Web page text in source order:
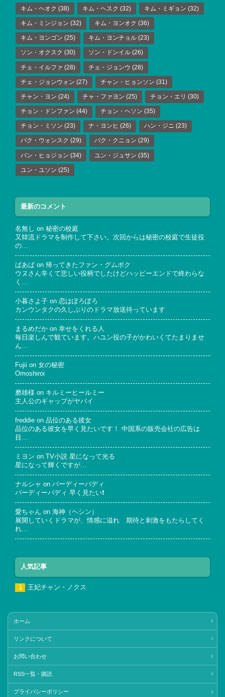
キム・ヘオク (38) キム・ヘスク (32) キム・ミギョン (32)
キム・ミンジョン (32) キム・ヨンオク (36)
キム・ヨンゴン (25) キム・ヨンチョル (23)
ソン・オクスク (30) ソン・ドンイル (26)
チェ・イルファ (28) チェ・ジョンウ (28)
チェ・ジョンウォン (27) チャン・ヒョンソン (31)
チャン・ヨン (24) チャ・ファヨン (25) チョン・エリ (30)
チョン・ドンファン (44) チョン・ヘソン (35)
チョン・ミソン (23) ナ・ヨンヒ (26) ハン・ジニ (23)
パク・ウォンスク (29) パク・クニョン (29)
パン・ヒョジョン (34) ユン・ジュサン (35)
ユン・ユソン (25)
最新のコメント
名無し on 秘密の校庭
又韓流ドラマを制作して下さい。次回からは秘密の校庭で生徒役
の…
ばあば on 帰ってきたファン・グムボク
ウヌさん辛くて悲しい役柄でしたけどハッピーエンドで終わらな
く…
小暮さよ子 on 恋はぽろぽろ
カンウンタクの久しぶりのドラマ放送待っています
まるめだか on 幸せをくれる人
毎日楽しんで観ています。ハユン役の子がかわいくてたまりませ
ん…
Fujii on 女の秘密
Omoshiroi
磨雄様 on キルミーヒールミー
主人公のギャップがヤバイ
freddie on 品位のある彼女
品位のある彼女を早く見たいです！ 中国系の販売会社の広告は
目…
ミヨン on TV小説 星になって光る
星になって輝くですが…
ナルシャ on バーディーバディ
バーディーバディ 早く見たい❗
愛ちゃん on 海神（ヘシン）
展開していくドラマが、情感に溢れ 期待と刺激をもたらしてく
れ…
人気記事
王妃チャン・ノクス
ホーム
リンクについて
お問い合わせ
RSS一覧・購読
プライバシーポリシー